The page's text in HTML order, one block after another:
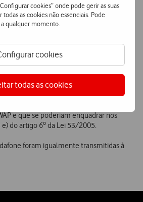
cookies” onde pode gerir as suas
as cookies não essenciais. Pode
a qualquer momento.
cookies
todas as cookies
também não entende a motivação do
uma sub-categoria de regulação (a de
das Comunicações Móveis que
principal não é, como se sabe, o
de comunicação social. Acrescenta que
da Taxa de Regulação e
criação de sub-categorias de regulação
os Operadores Móveis são referidos na
móveis, quando é do conhecimento
que também disponibilizam
e que se poderiam enquadrar nos
do artigo 6º da Lei 53/2005.
foram igualmente transmitidas à